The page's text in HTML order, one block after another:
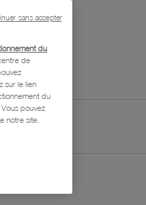
du
de
sur le lien
du
pouvez
notre site.
sans accepter